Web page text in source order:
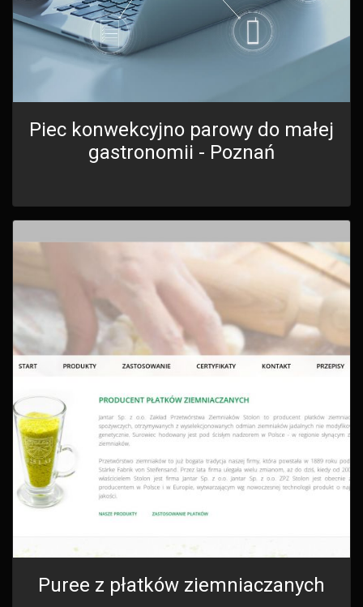
Piec konwekcyjno parowy do małej
gastronomii - Poznań
Puree z płatków ziemniaczanych